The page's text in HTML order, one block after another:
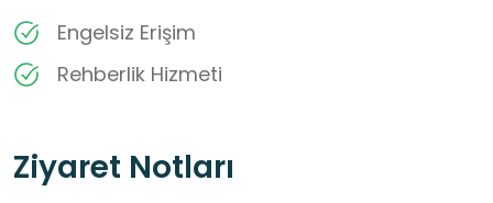
Engelsiz Erişim
Rehberlik Hizmeti
Ziyaret Notları